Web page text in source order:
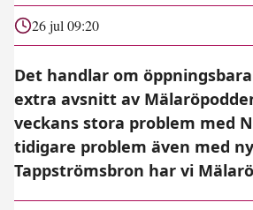
26 jul 09:20
Det handlar om
extra avsnitt av
veckans stora problem med
tidigare problem även med
Tappströmsbron har vi